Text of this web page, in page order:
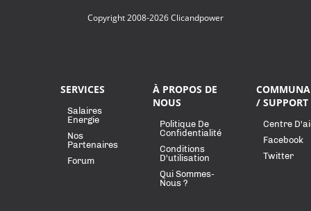
Copyright 2008-2026 Clicandpower
SERVICES
Salaires
Energie
Nos
Partenaires
Forum
À PROPOS DE
NOUS
Politique De
Confidentialité
Conditions
D'utilisation
Qui Sommes-
Nous ?
/ SUPPORT
Centre
Facebook
Twitter